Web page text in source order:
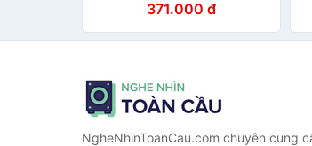
BS150 - Hãng phân phối
chính thức
371.000 đ
-
NgheNhinToanCau.com chuyên cung